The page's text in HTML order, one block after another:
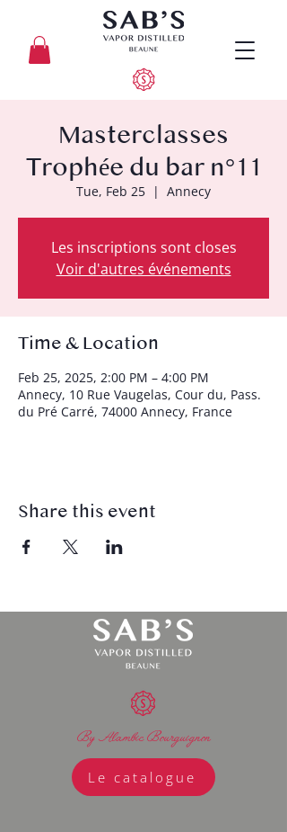
Masterclasses
Trophée du bar n°11
Tue, Feb 25
  |
Annecy
Les inscriptions sont closes
Voir d'autres événements
Time & Location
Feb 25, 2025, 2:00 PM – 4:00 PM
Annecy, 10 Rue Vaugelas, Cour du, Pass.
du Pré Carré, 74000 Annecy, France
Share this event
By Alambic Bourguignon
Le catalogue